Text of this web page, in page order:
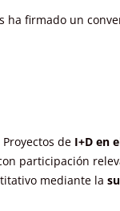
ha firmado un
de I+D en
participación
mediante la